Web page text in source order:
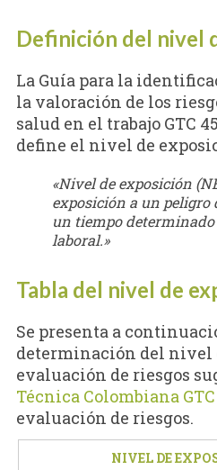
Definición del nivel
La Guía para la
la valoración de los
salud en el trabajo GTC
define el nivel de
«Nivel de exposición
exposición a un peligro
un tiempo
laboral.»
Tabla del nivel de
Se presenta a
determinación del nivel
evaluación de riesgos
Técnica Colombiana
evaluación de riesgos.
NIVEL DE